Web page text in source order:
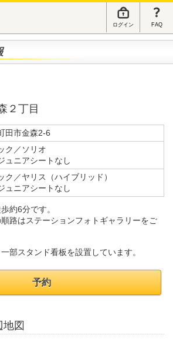
ログイン FAQ
２丁目
田市金森2-6
ク／ソリオ
ュニアシートなし
ク／ヤリス（ハイブリッド）
ュニアシートなし
約6分です。
路はステーションフォトギャラリーをご
部スタンド看板を設置しています。
予約
図